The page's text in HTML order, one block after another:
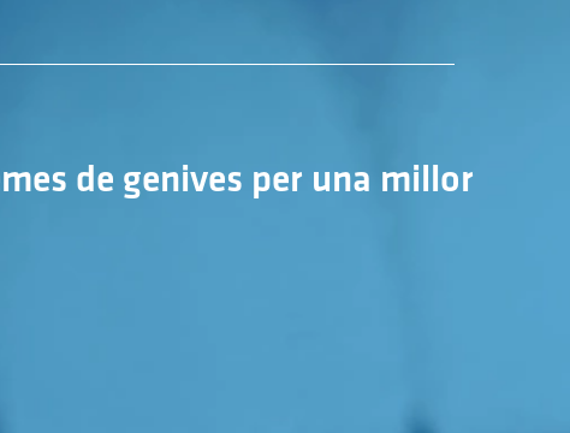
de genives per una millor